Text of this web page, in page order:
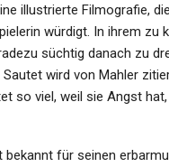
illustrierte Filmografie,
würdigt. In ihrem zu
süchtig danach zu
wird von Mahler
so viel, weil sie Angst hat,
bekannt für seinen